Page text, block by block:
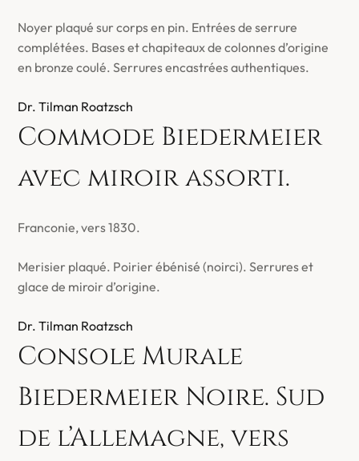
Noyer plaqué sur corps en pin. Entrées de serrure
complétées. Bases et chapiteaux de colonnes d’origine
en bronze coulé. Serrures encastrées authentiques.
Dr. Tilman Roatzsch
Commode Biedermeier
avec miroir assorti.
Franconie, vers 1830.
Merisier plaqué. Poirier ébénisé (noirci). Serrures et
glace de miroir d’origine.
Dr. Tilman Roatzsch
Console Murale
Biedermeier Noire. Sud
de l’Allemagne, vers